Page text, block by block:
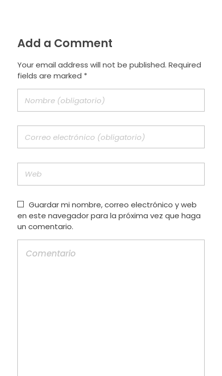
Add a Comment
Your email address will not be published. Required
fields are marked *
Guardar mi nombre, correo electrónico y web
en este navegador para la próxima vez que haga
un comentario.